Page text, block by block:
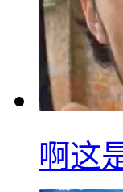
啊这